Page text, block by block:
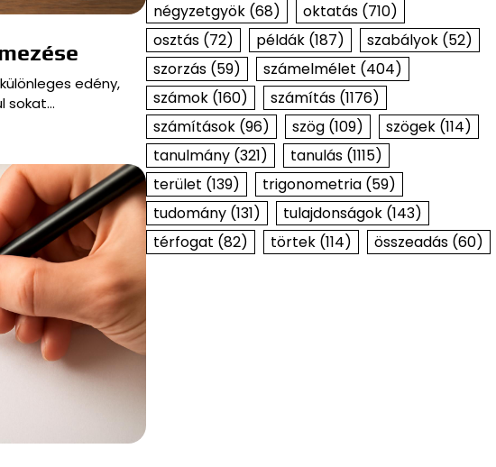
edény,
sokat…
négyzetgyök(68) oktatás(710)
osztás(72) példák(187) szabályok(52)
szorzás(59) számelmélet (404)
számok(160) számítás(1176)
számítások(96) szög(109) szögek(114)
tanulmány(321) tanulás(1115)
terület (139) trigonometria(59)
tudomány(131) tulajdonságok(143)
térfogat (82) törtek(114) összeadás(60)